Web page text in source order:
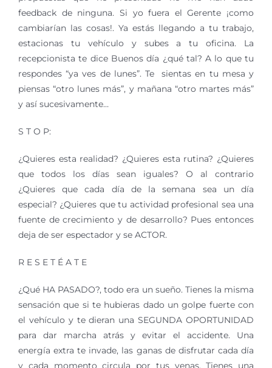
feedback de ninguna. Si yo fuera el Gerente ¡como
cambiarían las cosas!. Ya estás llegando a tu trabajo,
estacionas tu vehículo y subes a tu oficina. La
recepcionista te dice Buenos día ¿qué tal? A lo que tu
respondes “ya ves de lunes”. Te sientas en tu mesa y
piensas “otro lunes más”, y mañana “otro martes más”
y así sucesivamente…
S T O P:
¿Quieres esta realidad? ¿Quieres esta rutina? ¿Quieres
que todos los días sean iguales? O al contrario
¿Quieres que cada día de la semana sea un día
especial? ¿Quieres que tu actividad profesional sea una
fuente de crecimiento y de desarrollo? Pues entonces
deja de ser espectador y se ACTOR.
R E S E T É A T E
¿Qué HA PASADO?, todo era un sueño. Tienes la misma
sensación que si te hubieras dado un golpe fuerte con
el vehículo y te dieran una SEGUNDA OPORTUNIDAD
para dar marcha atrás y evitar el accidente. Una
energía extra te invade, las ganas de disfrutar cada día